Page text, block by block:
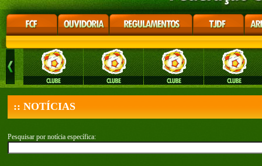
:: NOTÍCIAS
Pesquisar por notícia específica: